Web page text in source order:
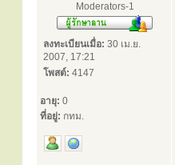
Moderators-1
ลงทะเบียนเมื่อ: 30 เม.ย.
2007, 17:21
โพสต์: 4147
อายุ: 0
ที่อยู่: กทม.